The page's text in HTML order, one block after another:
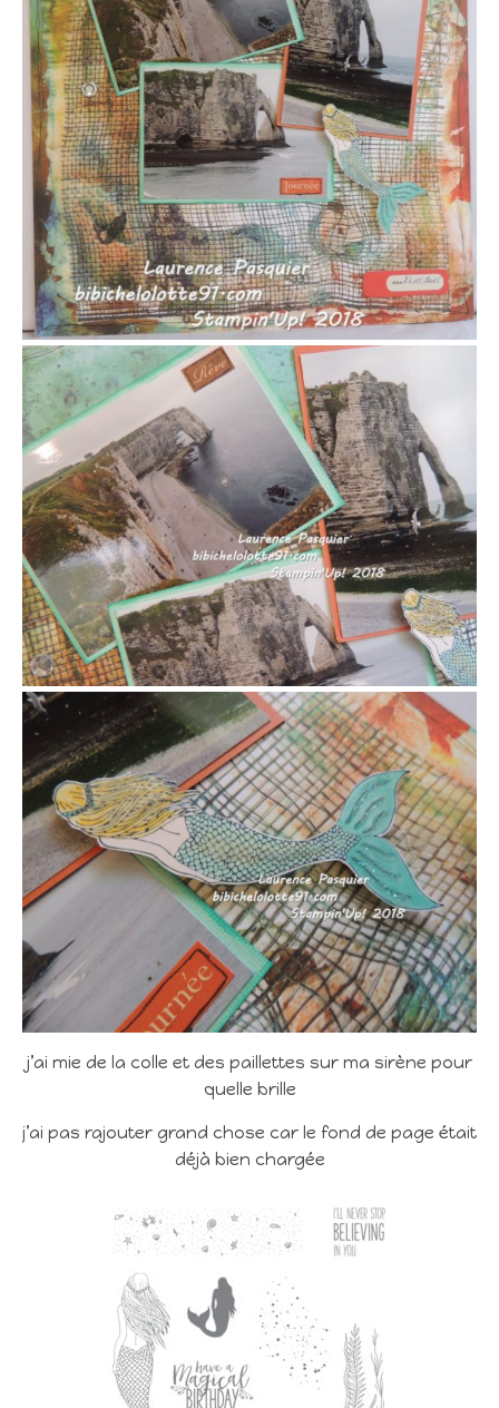
j’ai mie de la colle et des paillettes sur ma sirène pour
quelle brille
j’ai pas rajouter grand chose car le fond de page était
déjà bien chargée